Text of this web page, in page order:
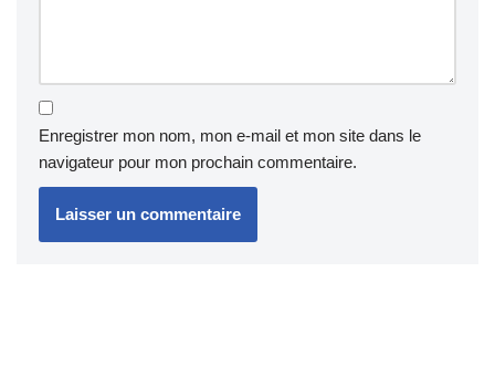
Enregistrer mon nom, mon e-mail et mon site dans le
navigateur pour mon prochain commentaire.